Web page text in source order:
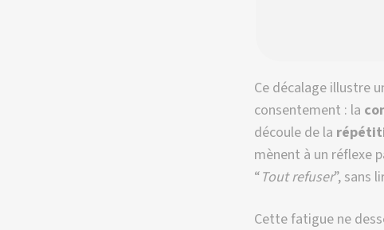
Ce décalage illustre
consentement : la
découle de la
mènent à un réflexe
“Tout refuser”, sans
Cette fatigue ne